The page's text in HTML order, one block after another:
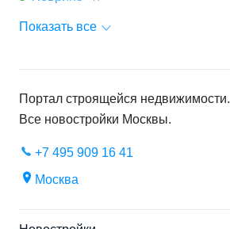
Показать все
Портал строящейся недвижимости.
Все новостройки Москвы.
+7 495 909 16 41
Москва